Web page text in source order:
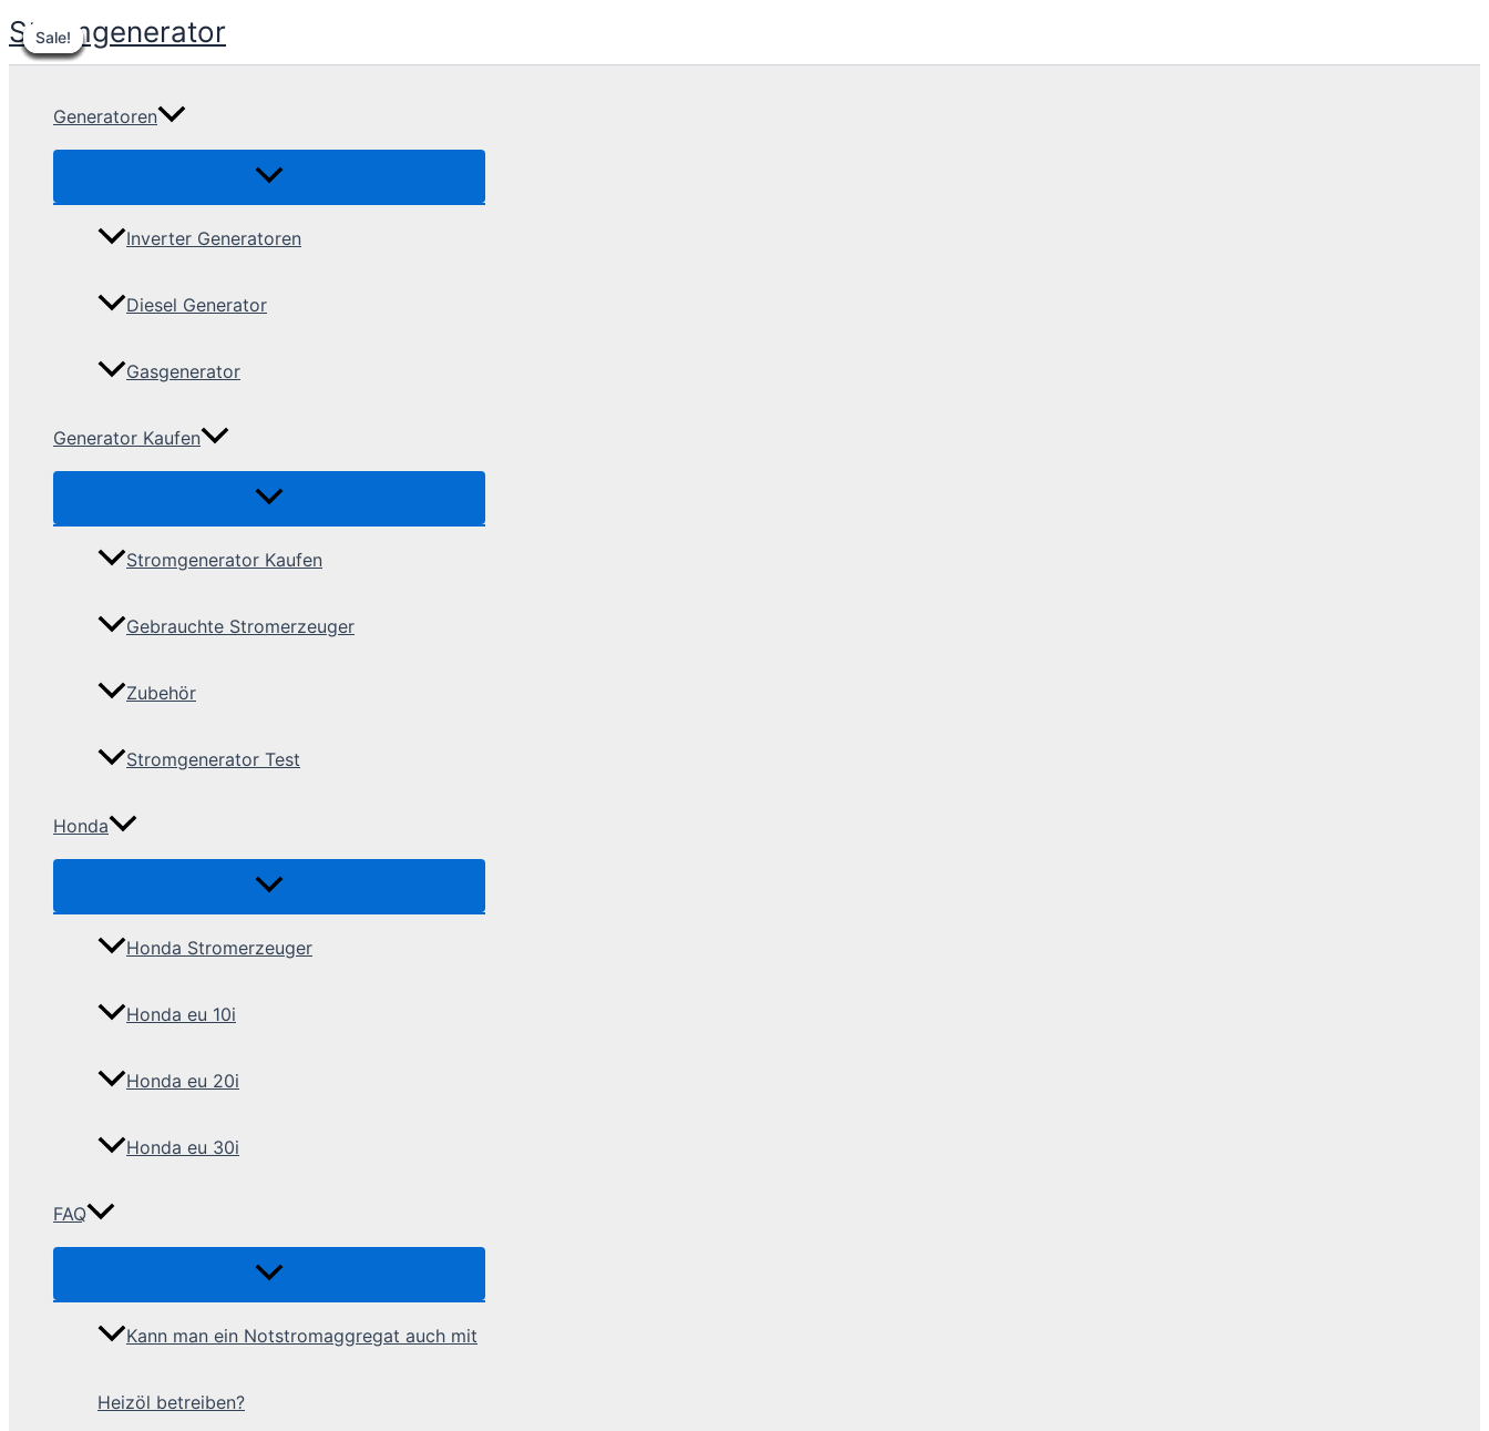
Skip
to
Stromgenerator
Generatoren
Inverter Generatoren
Diesel Generator
Gasgenerator
Generator Kaufen
Stromgenerator Kaufen
Gebrauchte Stromerzeuger
Zubehör
Stromgenerator Test
Honda
Honda Stromerzeuger
Honda eu 10i
Honda eu 20i
Honda eu 30i
FAQ
Kann man ein Notstromaggregat auch mit
Heizöl betreiben?
Sale!
Sale!
Sale!
Sale!
Sale!
Sale!
Sale!
Sale!
Sale!